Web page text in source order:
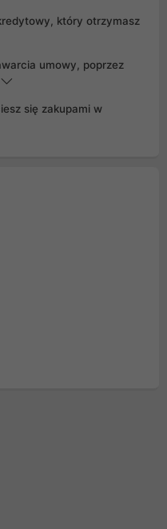
który otrzymasz
umowy, poprzez
się zakupami w